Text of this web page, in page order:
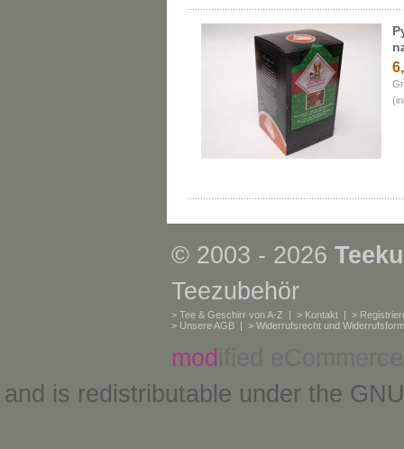
© 2003 - 2026
Teezubehör
> Tee & Geschirr von A-Z | > Kontakt | >
> Unsere AGB | > Widerrufsrecht und
mod
and is redistributable under the